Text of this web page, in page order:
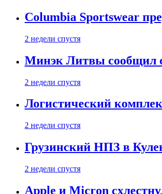
Columbia Sportswear
2 недели спустя
Минэк Литвы сообщил о
2 недели спустя
Логистический
2 недели спустя
Грузинский НПЗ в
2 недели спустя
Apple и Micron